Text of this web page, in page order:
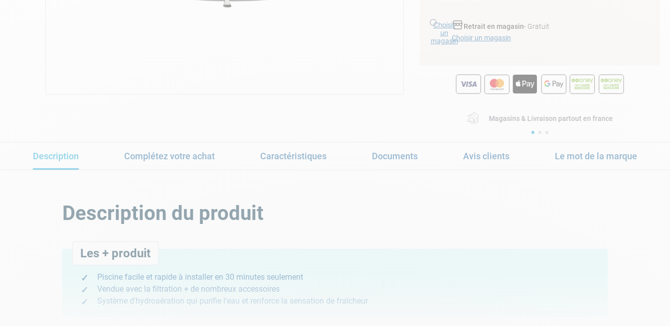
Choisir
un
magasin
Retrait en magasin- Gratuit
Choisir un magasin
Magasins & Livraison partout en france
Description Complétez votre achat Caractéristiques Documents Avis clients Le mot de la marque
Description du produit
Les + produit
Piscine facile et rapide à installer en 30 minutes seulement
Vendue avec la filtration + de nombreux accessoires
Système d'hydroaération qui purifie l'eau et renforce la sensation de fraîcheur